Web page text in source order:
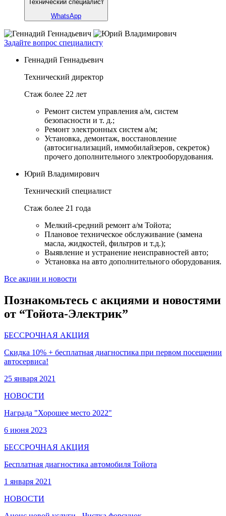
Технический специалист
WhatsApp
Задайте вопрос специалисту
Геннадий Геннадьевич
Технический директор
Стаж более 22 лет
Ремонт систем управления а/м, систем
безопасности и т. д.;
Ремонт электронных систем а/м;
Установка, демонтаж, восстановление
(автосигнализаций, иммобилайзеров, секреток)
прочего дополнительного электрооборудования.
Юрий Владимирович
Технический специалист
Стаж более 21 года
Мелкий-средний ремонт а/м Тойота;
Плановое техническое обслуживание (замена
масла, жидкостей, фильтров и т.д.);
Выявление и устранение неисправностей авто;
Установка на авто дополнительного оборудования.
Все акции и новости
Познакомьтесь с акциями и новостями
от “Тойота-Электрик”
БЕССРОЧНАЯ АКЦИЯ
Скидка 10% + бесплатная диагностика при первом посещении
автосервиса!
25 января 2021
НОВОСТИ
Награда "Хорошее место 2022"
6 июня 2023
БЕССРОЧНАЯ АКЦИЯ
Бесплатная диагностика автомобиля Тойота
1 января 2021
НОВОСТИ